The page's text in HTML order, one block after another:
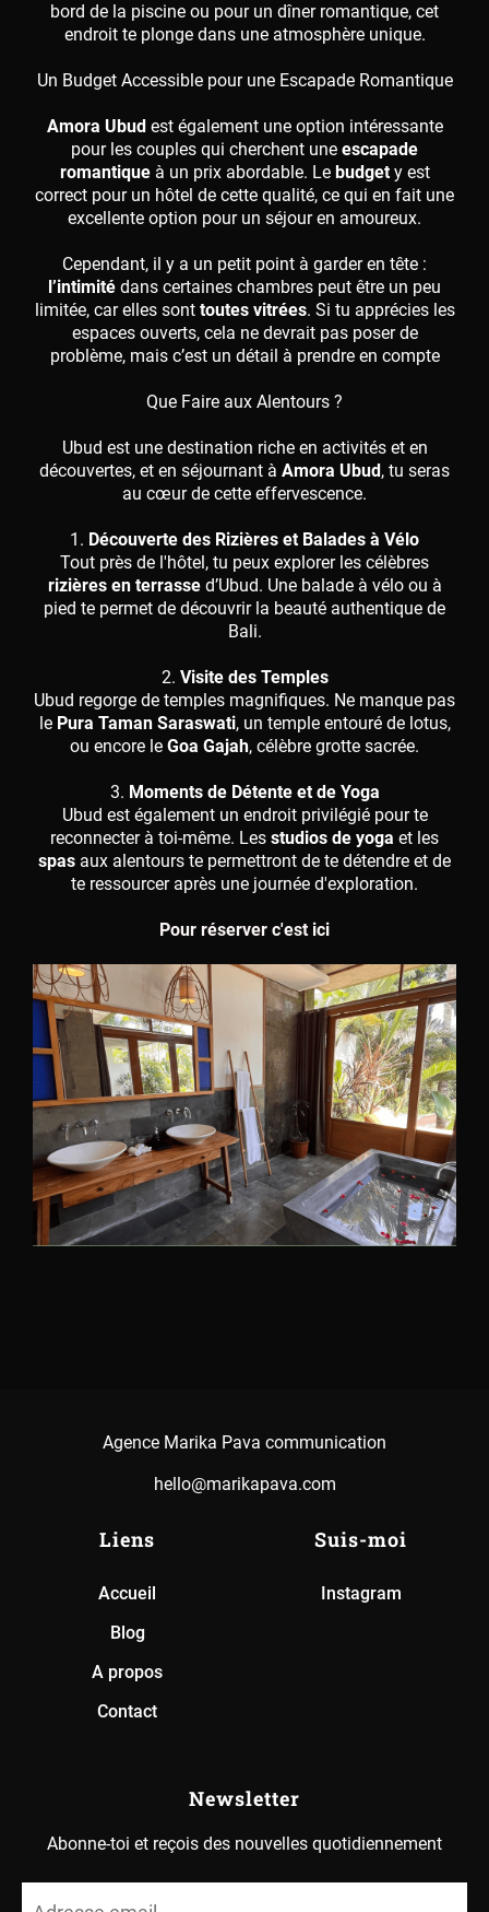
bord de la piscine ou pour un dîner romantique, cet
endroit te plonge dans une atmosphère unique.
Un Budget Accessible pour une Escapade Romantique
Amora Ubudest également une option intéressante
pour les couples qui cherchent une escapade
romantiqueà un prix abordable. Le budgety est
correct pour un hôtel de cette qualité, ce qui en fait une
excellente option pour un séjour en amoureux.
Cependant, il y a un petit point à garder en tête :
l’intimité dans certaines chambres peut être un peu
limitée, car elles sont toutes vitrées. Si tu apprécies les
espaces ouverts, cela ne devrait pas poser de
problème, mais c’est un détail à prendre en compte
Que Faire aux Alentours ?
Ubud est une destination riche en activités et en
découvertes, et en séjournant à Amora Ubud, tu seras
au cœur de cette effervescence.
1. Découverte des Rizières et Balades à Vélo
Tout près de l'hôtel, tu peux explorer les célèbres
rizières en terrassed’Ubud. Une balade à vélo ou à
pied te permet de découvrir la beauté authentique de
Bali.
2. Visite des Temples
Ubud regorge de temples magnifiques. Ne manque pas
le Pura Taman Saraswati, un temple entouré de lotus,
ou encore le Goa Gajah, célèbre grotte sacrée.
3. Moments de Détente et de Yoga
Ubud est également un endroit privilégié pour te
reconnecter à toi-même. Les studios de yoga et les
spas aux alentours te permettront de te détendre et de
te ressourcer après une journée d'exploration.
Pour réserver c'est ici
Agence Marika Pava communication
hello@marikapava.com
Liens
Accueil
Blog
A propos
Contact
Suis-moi
Instagram
Newsletter
Abonne-toi et reçois des nouvelles quotidiennement